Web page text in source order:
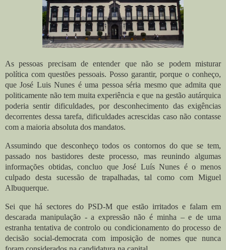
As pessoas precisam de entender que não se podem misturar
política com questões pessoais. Posso garantir, porque o conheço,
que José Luis Nunes é uma pessoa séria mesmo que admita que
politicamente não tem muita experiência e que na gestão autárquica
poderia sentir dificuldades, por desconhecimento das exigências
decorrentes dessa tarefa, dificuldades acrescidas caso não contasse
com a maioria absoluta dos mandatos.
Assumindo que desconheço todos os contornos do que se tem,
passado nos bastidores deste processo, mas reunindo algumas
informações obtidas, concluo que José Luís Nunes é o menos
culpado desta sucessão de trapalhadas, tal como com Miguel
Albuquerque.
Sei que há sectores do PSD-M que estão irritados e falam em
descarada manipulação - a expressão não é minha – e de uma
estranha tentativa de controlo ou condicionamento do processo de
decisão social-democrata com imposição de nomes que nunca